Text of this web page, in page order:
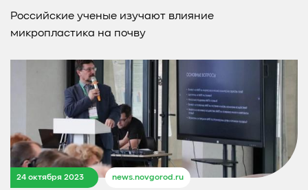
Российские ученые изучают влияние
микропластика на почву
24 октября 2023 news.novgorod.ru